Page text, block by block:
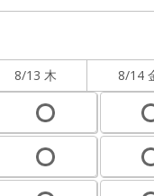
8/13 木 8/14